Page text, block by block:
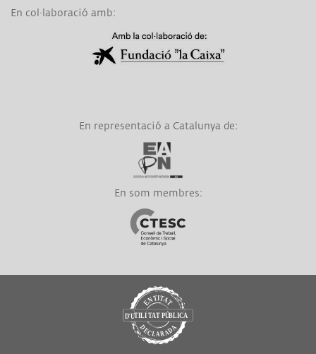
En col·laboració amb:
En representació a Catalunya de:
Link a EAPN
En som membres:
Link a CTESC